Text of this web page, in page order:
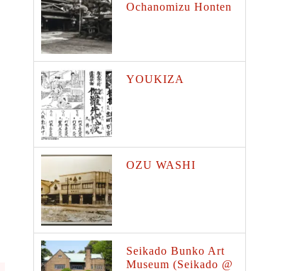
Ochanomizu Honten
YOUKIZA
OZU WASHI
Seikado Bunko Art
Museum (Seikado @